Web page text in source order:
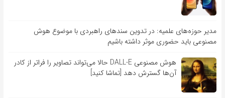
مدیر حوزه‌های علمیه: در تدوین سندهای راهبردی با موضوع هوش
مصنوعی باید حضوری موثر داشته باشیم
هوش مصنوعی DALL-E حالا می‌تواند تصاویر را فراتر از کادر
آن‌ها گسترش دهد [تماشا کنید]